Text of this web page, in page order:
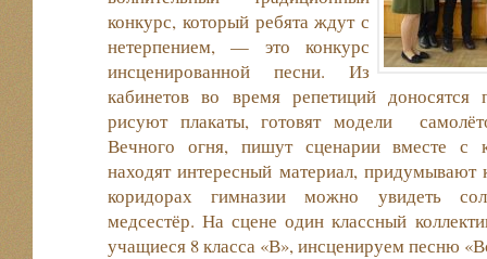
конкурс, который ребята ждут с
нетерпением, — это конкурс
инсценированной песни. Из
кабинетов во время репетиций доносятся
рисуют плакаты, готовят модели
Вечного огня, пишут сценарии вместе с
находят интересный материал,
коридорах гимназии можно увидеть
медсестёр. На сцене один классный
учащиеся 8 класса «В», инсценируем песню